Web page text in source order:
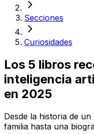
Secciones
Curiosidades
Los 5 libros
inteligencia
en 2025
Desde la historia de
familia hasta una